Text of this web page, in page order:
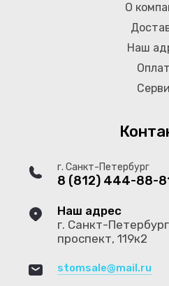
О
Наш
г. Санкт-Петербург
8 (812) 444-88-
Наш адрес
г. Санкт-
проспект, 119к2
stomsale@mail.ru